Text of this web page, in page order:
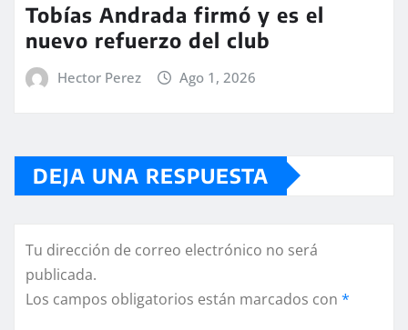
Tobías Andrada firmó y es el
nuevo refuerzo del club
Hector Perez Ago 1, 2026
DEJA UNA RESPUESTA
Tu dirección de correo electrónico no será
publicada.
Los campos obligatorios están marcados con *